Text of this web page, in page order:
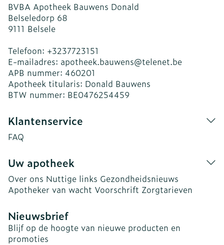
BVBA Apotheek Bauwens Donald
Belseledorp 68
9111 Belsele
Telefoon: +3237723151
E-mailadres: apotheek.bauwens@telenet.be
APB nummer: 460201
Apotheek titularis: Donald Bauwens
BTW nummer: BE0476254459
Klantenservice
FAQ
Uw apotheek
Over ons Nuttige links Gezondheidsnieuws
Apotheker van wacht Voorschrift Zorgtarieven
Nieuwsbrief
Blijf op de hoogte van nieuwe producten en
promoties